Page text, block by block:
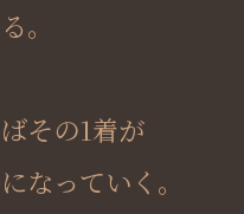
。
その1着が
なっていく。